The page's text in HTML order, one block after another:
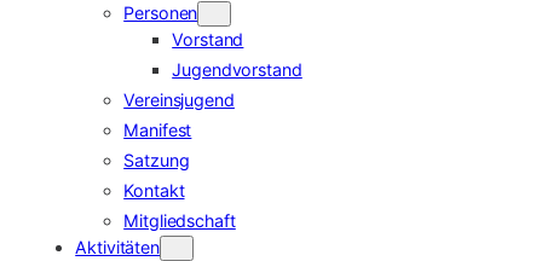
Personen
Vorstand
Jugendvorstand
Vereinsjugend
Manifest
Satzung
Kontakt
Mitgliedschaft
Aktivitäten